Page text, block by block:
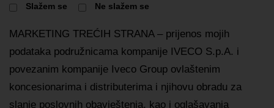
Slažem se Ne slažem se
MARKETING TREĆIH STRANA – prijenos mojih
podataka podružnicama kompanije IVECO S.p.A. i
povezanim kompanije Iveco Group ovlaštenim
koncesionarima i distributerima i njihovu obradu za
slanje poslovnih obavještenja, kao i oglašavanja